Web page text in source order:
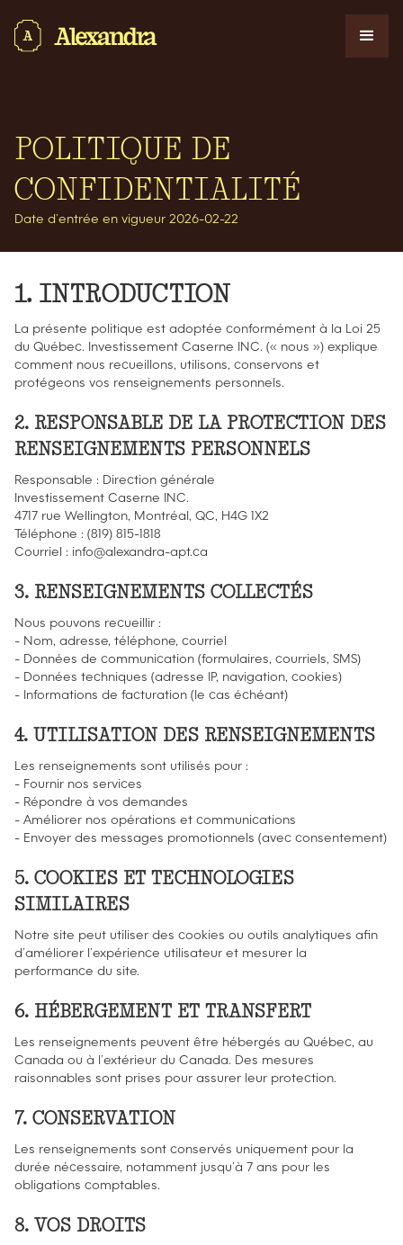
POLITIQUE DE
CONFIDENTIALITÉ
Date d’entrée en vigueur 2026-02-22
1. INTRODUCTION
La présente politique est adoptée conformément à la Loi 25
du Québec. Investissement Caserne INC. (« nous ») explique
comment nous recueillons, utilisons, conservons et
protégeons vos renseignements personnels.
2. RESPONSABLE DE LA PROTECTION DES
RENSEIGNEMENTS PERSONNELS
Responsable : Direction générale
Investissement Caserne INC.
4717 rue Wellington, Montréal, QC, H4G 1X2
Téléphone : (819) 815-1818
Courriel : info@alexandra-apt.ca
3. RENSEIGNEMENTS COLLECTÉS
Nous pouvons recueillir :
- Nom, adresse, téléphone, courriel
- Données de communication (formulaires, courriels, SMS)
- Données techniques (adresse IP, navigation, cookies)
- Informations de facturation (le cas échéant)
4. UTILISATION DES RENSEIGNEMENTS
Les renseignements sont utilisés pour :
- Fournir nos services
- Répondre à vos demandes
- Améliorer nos opérations et communications
- Envoyer des messages promotionnels (avec consentement)
5. COOKIES ET TECHNOLOGIES
SIMILAIRES
Notre site peut utiliser des cookies ou outils analytiques afin
d’améliorer l’expérience utilisateur et mesurer la
performance du site.
6. HÉBERGEMENT ET TRANSFERT
Les renseignements peuvent être hébergés au Québec, au
Canada ou à l’extérieur du Canada. Des mesures
raisonnables sont prises pour assurer leur protection.
7. CONSERVATION
Les renseignements sont conservés uniquement pour la
durée nécessaire, notamment jusqu’à 7 ans pour les
obligations comptables.
8. VOS DROITS